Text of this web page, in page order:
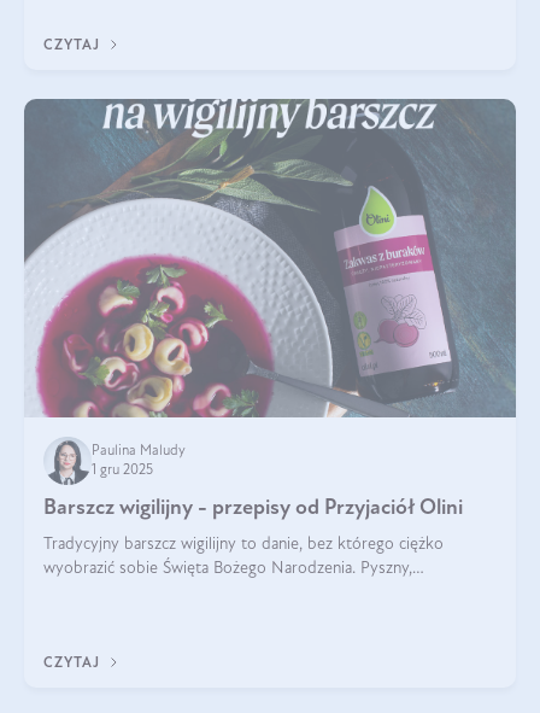
CZYTAJ
Paulina Maludy
1 gru 2025
Barszcz wigilijny - przepisy od Przyjaciół Olini
Tradycyjny barszcz wigilijny to danie, bez którego ciężko
wyobrazić sobie Święta Bożego Narodzenia. Pyszny,
CZYTAJ